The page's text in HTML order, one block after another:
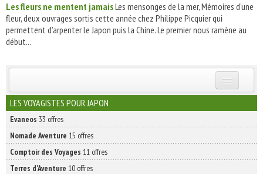
Les fleurs ne mentent jamaisLes mensonges de la mer, Mémoires d’une
fleur, deux ouvrages sortis cette année chez Philippe Picquier qui
permettent d’arpenter le Japon puis la Chine. Le premier nous ramène au
début...
INSCRIVEZ-VOUS | ABONNEZ-VOUS
LES VOYAGISTES POUR JAPON
Evaneos 33 offres
Nomade Aventure 15 offres
Comptoir des Voyages 11 offres
Terres d'Aventure 10 offres